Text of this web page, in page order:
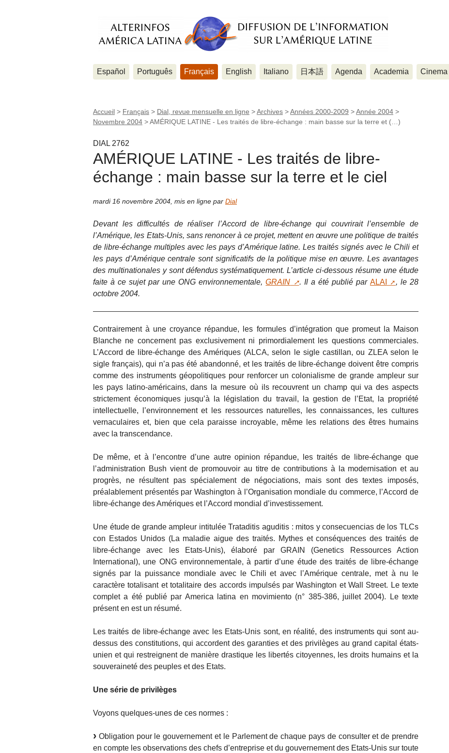
Español Português Français English Italiano 日本語 Agenda Academia Cinema
Accueil > Français > Dial, revue mensuelle en ligne >Archives >Années 2000-2009 >Année 2004 >
Novembre 2004 >AMÉRIQUE LATINE - Les traités de libre-échange : main basse sur la terre et (…)
DIAL 2762
AMÉRIQUE LATINE - Les traités de libre-
échange : main basse sur la terre et le ciel
mardi 16 novembre 2004 mis en ligne par Dial
Devant les difficultés de réaliser l’Accord de libre-échange qui couvrirait l’ensemble de
l’Amérique, les Etats-Unis, sans renoncer à ce projet, mettent en œuvre une politique de traités
de libre-échange multiples avec les pays d’Amérique latine. Les traités signés avec le Chili et
les pays d’Amérique centrale sont significatifs de la politique mise en œuvre. Les avantages
des multinationales y sont défendus systématiquement. L’article ci-dessous résume une étude
faite à ce sujet par une ONG environnementale,GRAIN . Il a été publié par ALAI
, le 28
octobre 2004.
Contrairement à une croyance répandue, les formules d’intégration que promeut la Maison
Blanche ne concernent pas exclusivement ni primordialement les questions commerciales.
L’Accord de libre-échange des Amériques (ALCA, selon le sigle castillan, ou ZLEA selon le
sigle français), qui n’a pas été abandonné, et les traités de libre-échange doivent être compris
comme des instruments géopolitiques pour renforcer un colonialisme de grande ampleur sur
les pays latino-américains, dans la mesure où ils recouvrent un champ qui va des aspects
strictement économiques jusqu’à la législation du travail, la gestion de l’Etat, la propriété
intellectuelle, l’environnement et les ressources naturelles, les connaissances, les cultures
vernaculaires et, bien que cela paraisse incroyable, même les relations des êtres humains
avec la transcendance.
De même, et à l’encontre d’une autre opinion répandue, les traités de libre-échange que
l’administration Bush vient de promouvoir au titre de contributions à la modernisation et au
progrès, ne résultent pas spécialement de négociations, mais sont des textes imposés,
préalablement présentés par Washington à l’Organisation mondiale du commerce, l’Accord de
libre-échange des Amériques et l’Accord mondial d’investissement.
Une étude de grande ampleur intitulée Trataditis aguditis : mitos y consecuencias de los TLCs
con Estados Unidos (La maladie aigue des traités. Mythes et conséquences des traités de
libre-échange avec les Etats-Unis), élaboré par GRAIN (Genetics Ressources Action
International), une ONG environnementale, à partir d’une étude des traités de libre-échange
signés par la puissance mondiale avec le Chili et avec l’Amérique centrale, met à nu le
caractère totalisant et totalitaire des accords impulsés par Washington et Wall Street. Le texte
complet a été publié par America latina en movimiento (n° 385-386, juillet 2004). Le texte
présent en est un résumé.
Les traités de libre-échange avec les Etats-Unis sont, en réalité, des instruments qui sont au-
dessus des constitutions, qui accordent des garanties et des privilèges au grand capital états-
unien et qui restreignent de manière drastique les libertés citoyennes, les droits humains et la
souveraineté des peuples et des Etats.
Une série de privilèges
Voyons quelques-unes de ces normes :
Obligation pour le gouvernement et le Parlement de chaque pays de consulter et de prendre
en compte les observations des chefs d’entreprise et du gouvernement des Etats-Unis sur toute